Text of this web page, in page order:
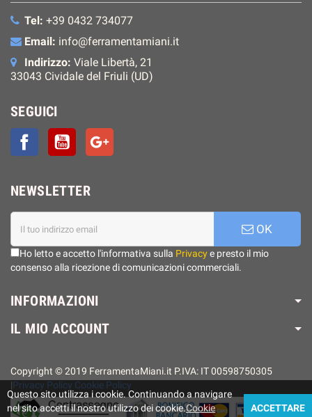
Tel: +39 0432 734077
Email: info@ferramentamiani.it
Indirizzo: Viale Libertà, 21
33043 Cividale del Friuli (UD)
SEGUICI
FacebookYouTube
NEWSLETTER
OK
Ho letto e accetto l'informativa sulla Privacye presto il mio
consenso alla ricezione di comunicazioni commerciali.
INFORMAZIONI
IL MIO ACCOUNT
Copyright © 2019 FerramentaMiani.it P.IVA: IT 00598750305
|Privacy Policy Cookie Policy
Questo sito utilizza i cookie. Continuando a navigare
nel sito accetti il ​​nostro utilizzo dei cookie.Cookie
ACCETTARE